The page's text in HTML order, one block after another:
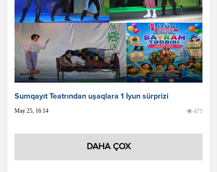
Sumqayıt Teatrından uşaqlara 1 İyun sürprizi
May 25, 16:14 475
DAHA ÇOX